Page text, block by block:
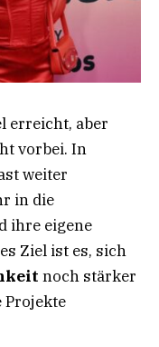
erreicht, aber
vorbei. In
weiter
in die
ihre eigene
Ziel ist es, sich
noch stärker
Projekte